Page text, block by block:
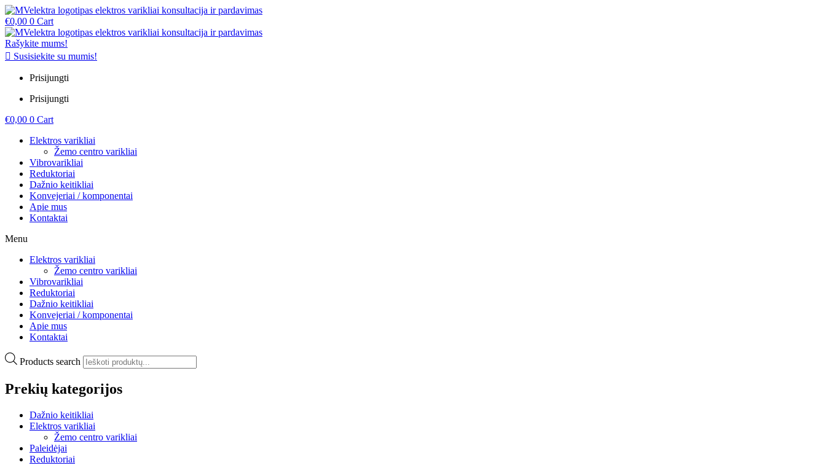
€0,00 0 Cart
Rašykite mums!
Susisiekite su mumis!
Prisijungti
Prisijungti
€0,00 0 Cart
Elektros varikliai
Žemo centro varikliai
Vibrovarikliai
Reduktoriai
Dažnio keitikliai
Konvejeriai / komponentai
Apie mus
Kontaktai
Menu
Elektros varikliai
Žemo centro varikliai
Vibrovarikliai
Reduktoriai
Dažnio keitikliai
Konvejeriai / komponentai
Apie mus
Kontaktai
Products search
Prekių kategorijos
Dažnio keitikliai
Elektros varikliai
Žemo centro varikliai
Paleidėjai
Reduktoriai